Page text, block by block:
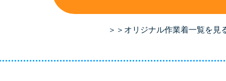
＞＞オリジナル作業着一覧を見